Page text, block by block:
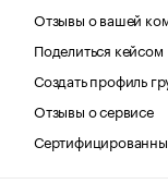
Отзывы о вашей
Поделиться кейсом
Создать профиль
Отзывы о сервисе